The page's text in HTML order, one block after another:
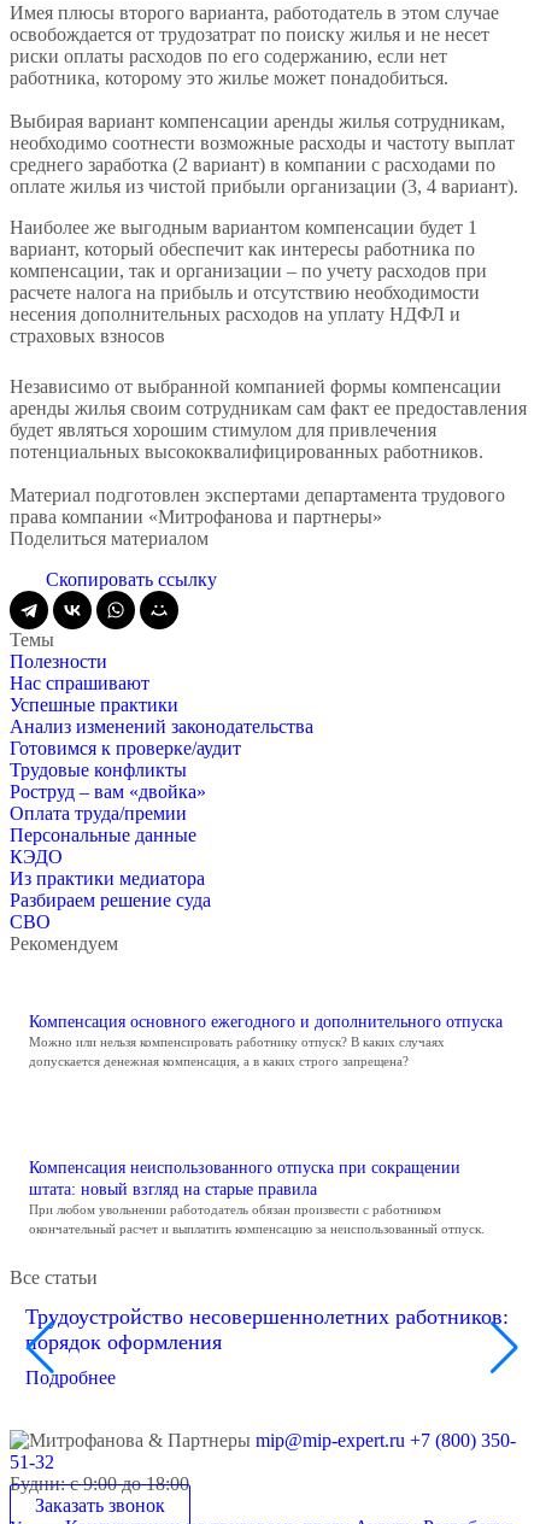
Имея плюсы второго варианта, работодатель в этом случае
освобождается от трудозатрат по поиску жилья и не несет
риски оплаты расходов по его содержанию, если нет
работника, которому это жилье может понадобиться.
Выбирая вариант компенсации аренды жилья сотрудникам,
необходимо соотнести возможные расходы и частоту выплат
среднего заработка (2 вариант) в компании с расходами по
оплате жилья из чистой прибыли организации (3, 4 вариант).
Наиболее же выгодным вариантом компенсации будет 1
вариант, который обеспечит как интересы работника по
компенсации, так и организации – по учету расходов при
расчете налога на прибыль и отсутствию необходимости
несения дополнительных расходов на уплату НДФЛ и
страховых взносов
Независимо от выбранной компанией формы компенсации
аренды жилья своим сотрудникам сам факт ее предоставления
будет являться хорошим стимулом для привлечения
потенциальных высококвалифицированных работников.
Материал подготовлен экспертами департамента трудового
права компании «Митрофанова и партнеры»
Поделиться материалом
Скопировать ссылку
Темы
Полезности
Нас спрашивают
Успешные практики
Анализ изменений законодательства
Готовимся к проверке/аудит
Трудовые конфликты
Роструд – вам «двойка»
Оплата труда/премии
Персональные данные
КЭДО
Из практики медиатора
Разбираем решение суда
СВО
Рекомендуем
Компенсация основного ежегодного и дополнительного отпуска
Можно или нельзя компенсировать работнику отпуск? В каких случаях
допускается денежная компенсация, а в каких строго запрещена?
Компенсация неиспользованного отпуска при сокращении
штата: новый взгляд на старые правила
При любом увольнении работодатель обязан произвести с работником
окончательный расчет и выплатить компенсацию за неиспользованный отпуск.
Все статьи
Трудоустройство несовершеннолетних работников:
порядок оформления
Подробнее
mip@mip-expert.ru +7 (800) 350-
51-32
Будни: с 9:00 до 18:00
Заказать звонок